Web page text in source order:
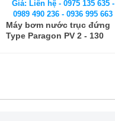
Giá: Liên hệ - 0975 135 635 -
0989 490 236 - 0936 995 663
Máy bơm nước trục đứng
Paragon PV 20-80